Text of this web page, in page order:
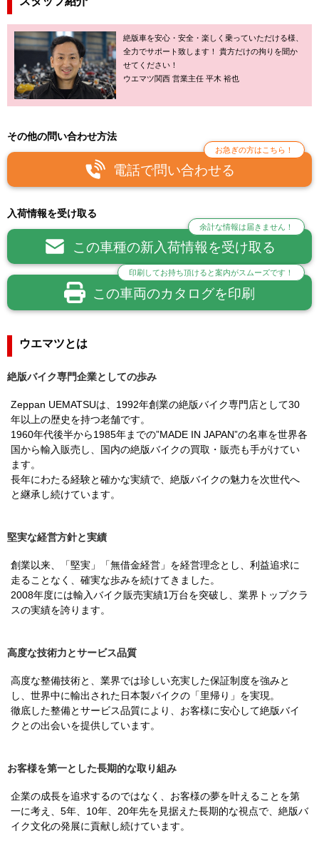
絶版車を安心・安全・楽しく乗っていただける様、
全力でサポート致します！ 貴方だけの拘りを聞か
せてください！
ウエマツ関西 営業主任 平木 裕也
その他の問い合わせ方法
電話で問い合わせる
お急ぎの方はこちら！
入荷情報を受け取る
この車種の新入荷情報を受け取る
余計な情報は届きません！
この車両のカタログを印刷
印刷してお持ち頂けると案内がスムーズです！
ウエマツとは
絶版バイク専門企業としての歩み
Zeppan UEMATSUは、1992年創業の絶版バイク専門店として30
年以上の歴史を持つ老舗です。
1960年代後半から1985年までの”MADE IN JAPAN”の名車を世界各
国から輸入販売し、国内の絶版バイクの買取・販売も手がけてい
ます。
長年にわたる経験と確かな実績で、絶版バイクの魅力を次世代へ
と継承し続けています。
堅実な経営方針と実績
創業以来、「堅実」「無借金経営」を経営理念とし、利益追求に
走ることなく、確実な歩みを続けてきました。
2008年度には輸入バイク販売実績1万台を突破し、業界トップクラ
スの実績を誇ります。
高度な技術力とサービス品質
高度な整備技術と、業界では珍しい充実した保証制度を強みと
し、世界中に輸出された日本製バイクの「里帰り」を実現。
徹底した整備とサービス品質により、お客様に安心して絶版バイ
クとの出会いを提供しています。
お客様を第一とした長期的な取り組み
企業の成長を追求するのではなく、お客様の夢を叶えることを第
一に考え、5年、10年、20年先を見据えた長期的な視点で、絶版バ
イク文化の発展に貢献し続けています。